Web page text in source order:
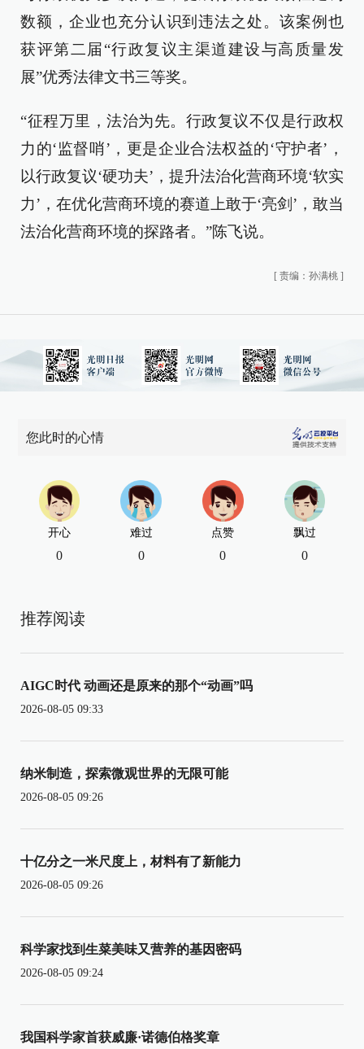
数额，企业也充分认识到违法之处。该案例也
获评第二届“行政复议主渠道建设与高质量发
展”优秀法律文书三等奖。
“征程万里，法治为先。行政复议不仅是行政权
力的‘监督哨’，更是企业合法权益的‘守护者’，
以行政复议‘硬功夫’，提升法治化营商环境‘软实
力’，在优化营商环境的赛道上敢于‘亮剑’，敢当
法治化营商环境的探路者。”陈飞说。
[ 责编：孙满桃 ]
您此时的心情
开心
0
难过
0
点赞
0
飘过
0
推荐阅读
AIGC时代 动画还是原来的那个“动画”吗
2026-08-05 09:33
纳米制造，探索微观世界的无限可能
2026-08-05 09:26
十亿分之一米尺度上，材料有了新能力
2026-08-05 09:26
科学家找到生菜美味又营养的基因密码
2026-08-05 09:24
我国科学家首获威廉·诺德伯格奖章